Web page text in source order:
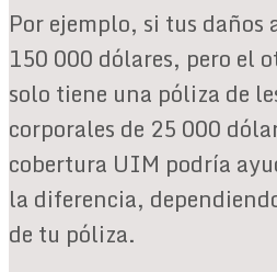
Por ejemplo, si tus daños
150 000 dólares, pero el
solo tiene una póliza de
corporales de 25 000
cobertura UIM podría
la diferencia,
de tu póliza.